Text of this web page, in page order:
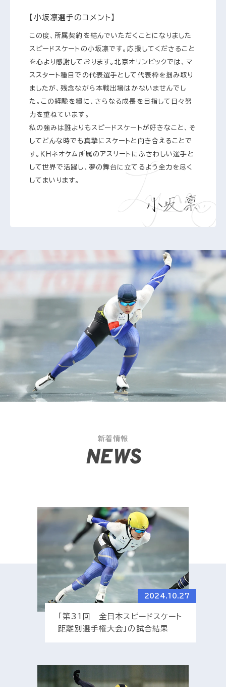
【小坂凛選手のコメント】
この度、所属契約を結んでいただくことになりました
スピードスケートの小坂凛です。応援してくださること
を心より感謝しております。北京オリンピックでは、マ
ススタート種目での代表選手として代表枠を掴み取り
ましたが、残念ながら本戦出場はかないませんでし
た。この経験を糧に、さらなる成長を目指して日々努
力を重ねています。
私の強みは誰よりもスピードスケートが好きなこと、そ
してどんな時でも真摯にスケートと向き合えることで
す。ＫＨネオケム所属のアスリートにふさわしい選手と
して世界で活躍し、夢の舞台に立てるよう全力を尽く
してまいります。
新着情報
NEWS
2024.10.27
「第31回 全日本スピードスケート
距離別選手権大会」の試合結果